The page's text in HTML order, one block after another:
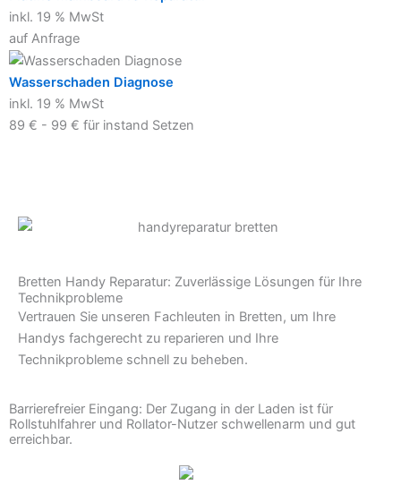
inkl. 19 % MwSt
auf Anfrage
Wasserschaden Diagnose
inkl. 19 % MwSt
89 € - 99 € für instand Setzen
Bretten Handy Reparatur: Zuverlässige Lösungen für Ihre
Technikprobleme
Vertrauen Sie unseren Fachleuten in Bretten, um Ihre
Handys fachgerecht zu reparieren und Ihre
Technikprobleme schnell zu beheben.
Barrierefreier Eingang: Der Zugang in der Laden ist für
Rollstuhlfahrer und Rollator-Nutzer schwellenarm und gut
erreichbar.